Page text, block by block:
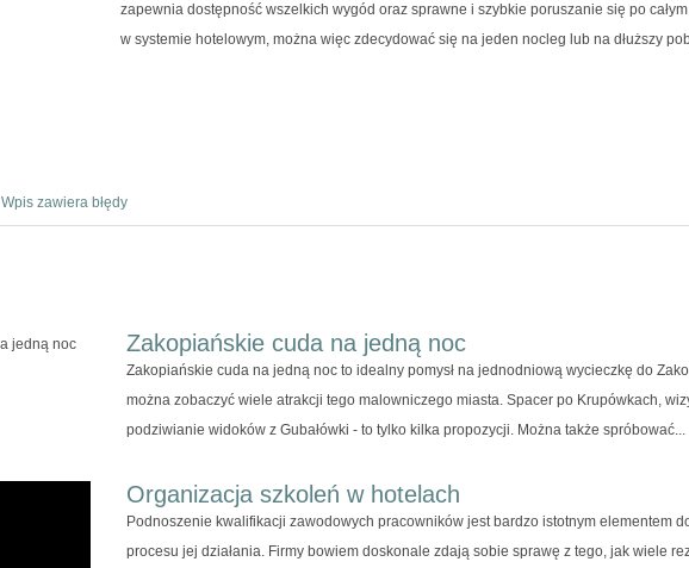
zapewnia dostępność wszelkich wygód oraz sprawne i szybkie poruszanie się po
w systemie hotelowym, można więc zdecydować się na jeden nocleg lub na dłuższy
Wpis zawiera błędy
Zakopiańskie cuda na jedną noc
Zakopiańskie cuda na jedną noc to idealny pomysł na jednodniową wycieczkę do
można zobaczyć wiele atrakcji tego malowniczego miasta. Spacer po Krupówkach,
podziwianie widoków z Gubałówki - to tylko kilka propozycji. Można także spróbować...
Organizacja szkoleń w hotelach
Podnoszenie kwalifikacji zawodowych pracowników jest bardzo istotnym elementem
procesu jej działania. Firmy bowiem doskonale zdają sobie sprawę z tego, jak wiele